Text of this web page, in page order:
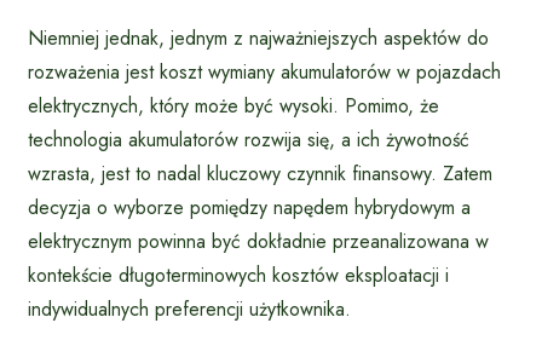
Niemniej jednak, jednym z najważniejszych aspektów do
rozważenia jest koszt wymiany akumulatorów w pojazdach
elektrycznych, który może być wysoki. Pomimo, że
technologia akumulatorów rozwija się, a ich żywotność
wzrasta, jest to nadal kluczowy czynnik finansowy. Zatem
decyzja o wyborze pomiędzy napędem hybrydowym a
elektrycznym powinna być dokładnie przeanalizowana w
kontekście długoterminowych kosztów eksploatacji i
indywidualnych preferencji użytkownika.